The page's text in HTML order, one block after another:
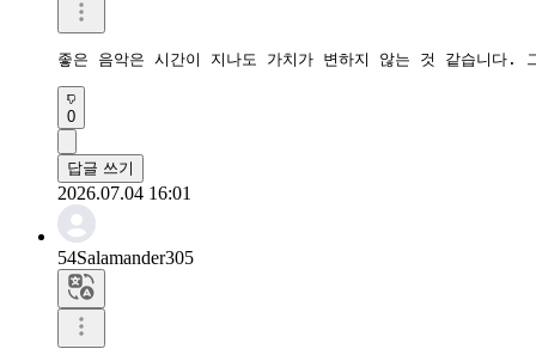
좋은 음악은 시간이 지나도 가치가 변하지 않는 것 같습니다.
0
답글 쓰기
2026.07.04 16:01
54Salamander305